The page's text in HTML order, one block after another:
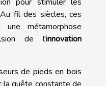
fil des siècles, ces
métamorphose
de l'innovation
de pieds en bois